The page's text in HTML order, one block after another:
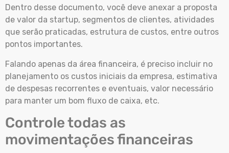
Dentro desse documento, você deve anexar a proposta
de valor da startup, segmentos de clientes, atividades
que serão praticadas, estrutura de custos, entre outros
pontos importantes.
Falando apenas da área financeira, é preciso incluir no
planejamento os custos iniciais da empresa, estimativa
de despesas recorrentes e eventuais, valor necessário
para manter um bom fluxo de caixa, etc.
Controle todas as
movimentações financeiras